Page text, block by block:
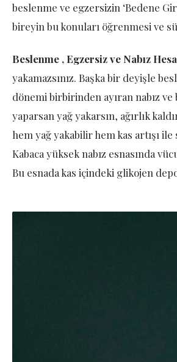
beslenme ve egzersizin ‘Bedene
bireyin bu konuları öğrenmesi ve
Beslenme , Egzersiz ve Nabız
yakamazsınız. Başka bir deyişle
dönemi birbirinden ayıran nabız
yaparsan yağ yakarsın, ağırlık
hem yağ yakabilir hem kas artışı
Kabaca yüksek nabız esnasında
Bu esnada kas içindeki glikojen